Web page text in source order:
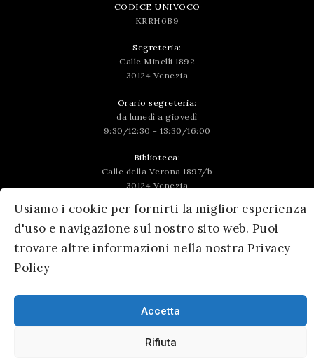
Usiamo i cookie per fornirti la miglior esperienza
d'uso e navigazione sul nostro sito web. Puoi
trovare altre informazioni nella nostra Privacy
Policy
Accetta
Rifiuta
CODICE UNIVOCO
KRRH6B9
Segreteria:
Calle Minelli 1892
30124 Venezia
Orario segreteria:
da lunedì a giovedì
9:30/12:30 - 13:30/16:00
Biblioteca:
Calle della Verona 1897/b
30124 Venezia
Orario Biblioteca:
lunedì e venerdì: 9:45/14:00
041 5224459